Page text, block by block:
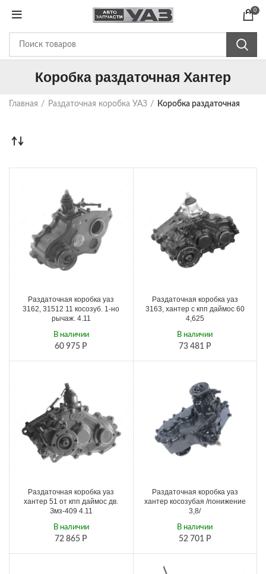
0
Коробка раздаточная Хантер
Главная Раздаточная коробка УАЗ Коробка раздаточная
Раздаточная коробка уаз
3162, 31512 11 косозуб. 1-но
рычаж. 4.11
60 975 Р
В наличии
Раздаточная коробка уаз
3163, хантер с кпп даймос 60
4,625
73 481 Р
В наличии
Раздаточная коробка уаз
хантер 51 от кпп даймос дв.
Змз-409 4.11
72 865 Р
В наличии
Раздаточная коробка уаз
хантер косозубая /понижение
3,8/
52 701 Р
В наличии